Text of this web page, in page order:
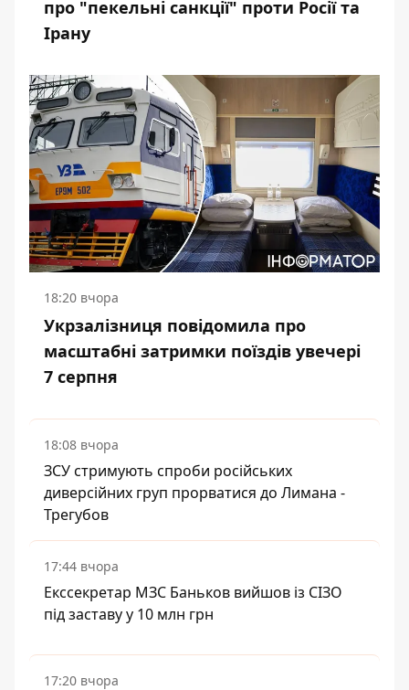
про "пекельні санкції" проти Росії та
Ірану
18:20 вчора
Укрзалізниця повідомила про
масштабні затримки поїздів увечері
7 серпня
18:08 вчора
ЗСУ стримують спроби російських
диверсійних груп прорватися до Лимана -
Трегубов
17:44 вчора
Екссекретар МЗС Баньков вийшов із СІЗО
під заставу у 10 млн грн
17:20 вчора